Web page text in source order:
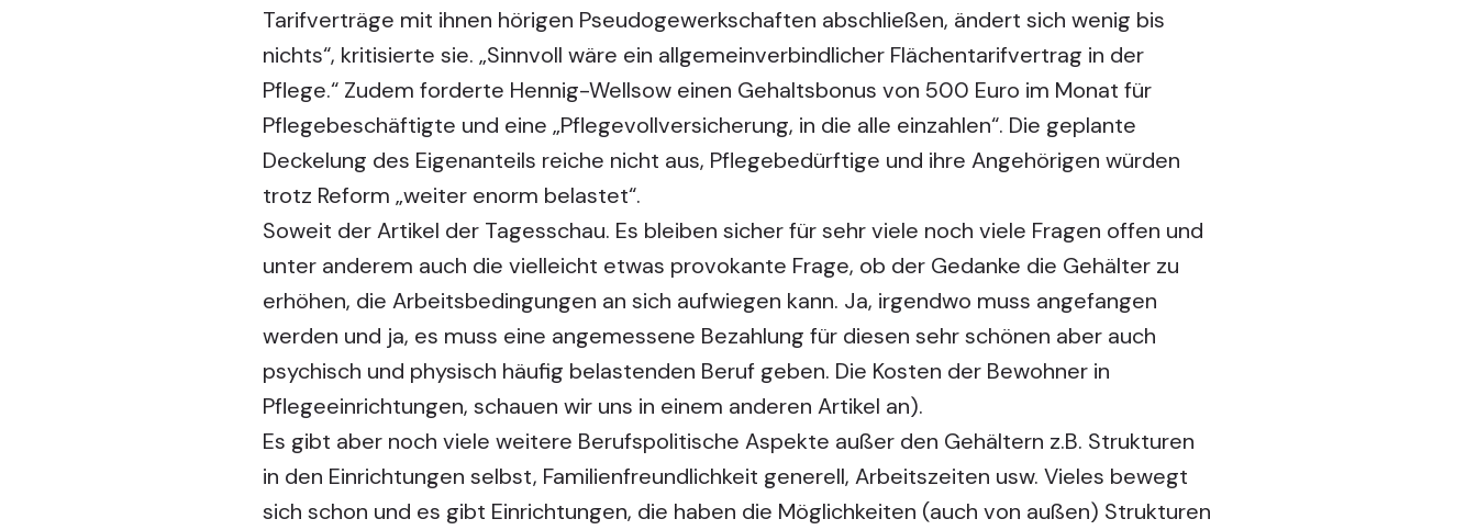
Tarifverträge mit ihnen hörigen Pseudogewerkschaften abschließen, ändert sich wenig bis
nichts“, kritisierte sie. „Sinnvoll wäre ein allgemeinverbindlicher Flächentarifvertrag in der
Pflege.“ Zudem forderte Hennig-Wellsow einen Gehaltsbonus von 500 Euro im Monat für
Pflegebeschäftigte und eine „Pflegevollversicherung, in die alle einzahlen“. Die geplante
Deckelung des Eigenanteils reiche nicht aus, Pflegebedürftige und ihre Angehörigen würden
trotz Reform „weiter enorm belastet“.
Soweit der Artikel der Tagesschau. Es bleiben sicher für sehr viele noch viele Fragen offen und
unter anderem auch die vielleicht etwas provokante Frage, ob der Gedanke die Gehälter zu
erhöhen, die Arbeitsbedingungen an sich aufwiegen kann. Ja, irgendwo muss angefangen
werden und ja, es muss eine angemessene Bezahlung für diesen sehr schönen aber auch
psychisch und physisch häufig belastenden Beruf geben. Die Kosten der Bewohner in
Pflegeeinrichtungen, schauen wir uns in einem anderen Artikel an).
Es gibt aber noch viele weitere Berufspolitische Aspekte außer den Gehältern z.B. Strukturen
in den Einrichtungen selbst, Familienfreundlichkeit generell, Arbeitszeiten usw. Vieles bewegt
sich schon und es gibt Einrichtungen, die haben die Möglichkeiten (auch von außen) Strukturen